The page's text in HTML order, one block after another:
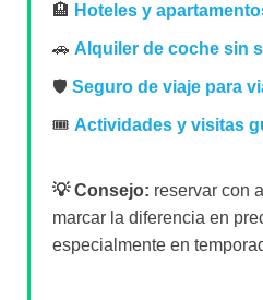
🏨 Hoteles y
🚗 Alquiler de coche sin
🛡️ Seguro de viaje para
🎟️ Actividades y visitas
💡 Consejo: reservar con
marcar la diferencia en
especialmente en